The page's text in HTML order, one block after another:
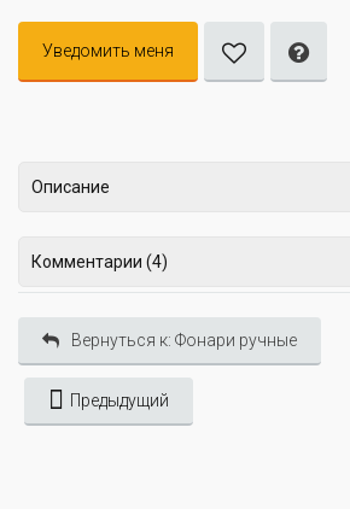
Уведомить меня
Описание
Комментарии (4)
Вернуться к: Фонари ручные
Предыдущий